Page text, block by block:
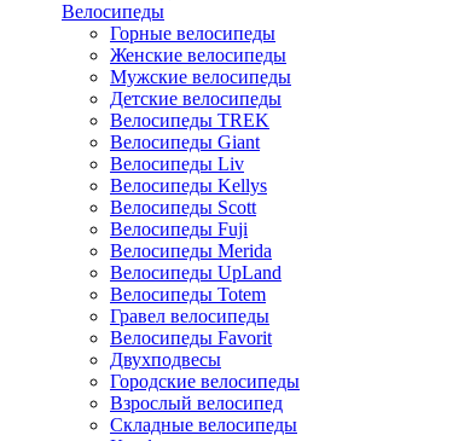
Велосипеды
Горные велосипеды
Женские велосипеды
Мужские велосипеды
Детские велосипеды
Велосипеды TREK
Велосипеды Giant
Велосипеды Liv
Велосипеды Kellys
Велосипеды Scott
Велосипеды Fuji
Велосипеды Merida
Велосипеды UpLand
Велосипеды Totem
Гравел велосипеды
Велосипеды Favorit
Двухподвесы
Городские велосипеды
Взрослый велосипед
Складные велосипеды